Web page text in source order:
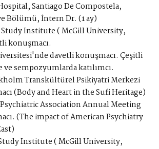
Santiago De Compostela,
Bölümü, İntern Dr. (1 ay)
Study Institute ( McGill University,
konuşmacı.
davetli konuşmacı. Çeşitli
ve sempozyumlarda katılımcı.
Transkültürel Psikiyatri Merkezi
(Body and Heart in the Sufi Heritage)
Association Annual Meeting
(The impact of American Psychiatry
Institute ( McGill University,